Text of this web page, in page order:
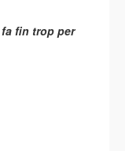
fin trop per